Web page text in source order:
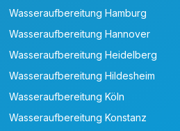
Wasseraufbereitung Hamburg
Wasseraufbereitung Hannover
Wasseraufbereitung Heidelberg
Wasseraufbereitung Hildesheim
Wasseraufbereitung Köln
Wasseraufbereitung Konstanz